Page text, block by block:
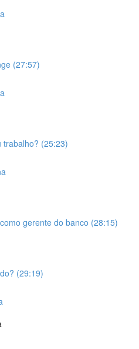
(27:57)
trabalho? (25:23)
gerente do banco (28:15)
(29:19)